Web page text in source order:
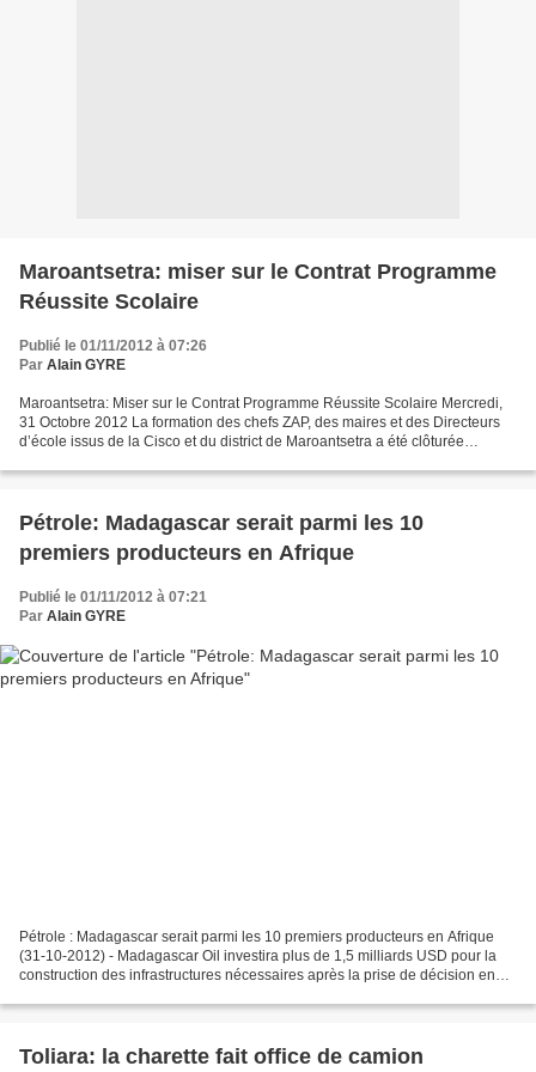
Maroantsetra: miser sur le Contrat Programme
Réussite Scolaire
Publié le 01/11/2012 à 07:26
Par Alain GYRE
Maroantsetra: Miser sur le Contrat Programme Réussite Scolaire Mercredi,
31 Octobre 2012 La formation des chefs ZAP, des maires et des Directeurs
d’école issus de la Cisco et du district de Maroantsetra a été clôturée
Pétrole: Madagascar serait parmi les 10
premiers producteurs en Afrique
Publié le 01/11/2012 à 07:21
Par Alain GYRE
Pétrole : Madagascar serait parmi les 10 premiers producteurs en Afrique
(31-10-2012) - Madagascar Oil investira plus de 1,5 milliards USD pour la
construction des infrastructures nécessaires après la prise de décision en
Toliara: la charette fait office de camion